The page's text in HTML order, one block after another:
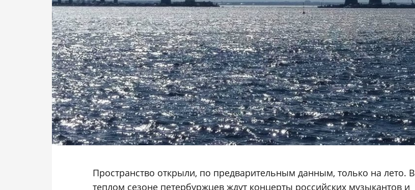
Пространство открыли, по предварительным данным, только на лето. В
теплом сезоне петербуржцев ждут концерты российских музыкантов и